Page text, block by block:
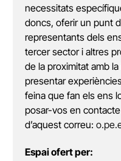
necessitats
doncs, oferir un punt
representants dels
tercer sector i altres
de la proximitat amb
presentar
feina que fan els ens
posar-vos en
d’aquest correu:
Espai ofert per: